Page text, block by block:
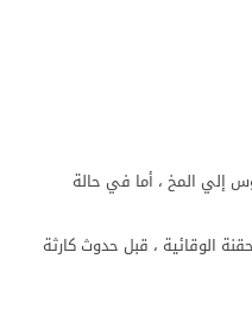
إلي المخ ، أما في حالة
الوقائية ، قبل حدوث كارثة